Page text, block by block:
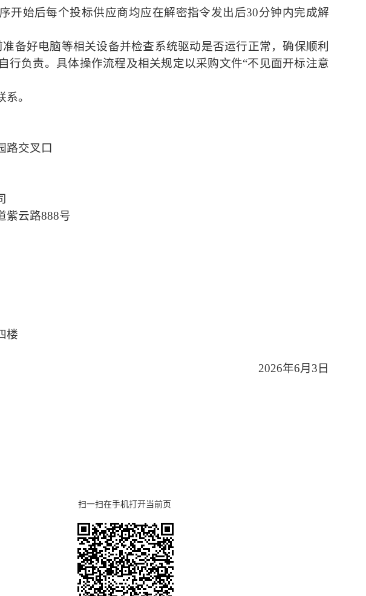
开始后每个投标供应商均应在解密指令发出后30分钟内完成解
备好电脑等相关设备并检查系统驱动是否运行正常，确保顺利
行负责。具体操作流程及相关规定以采购文件“不见面开标注意
。
路交叉口
紫云路888号
楼
2026年6月 3 日
扫一扫在手机打开当前页